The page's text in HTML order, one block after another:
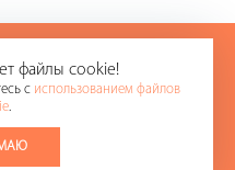
+7 (978) 109-96-09
8 (8692) 55-95-05
E-mail:
© 2008-2026.
файлы cookie!
с использованием файлов
.